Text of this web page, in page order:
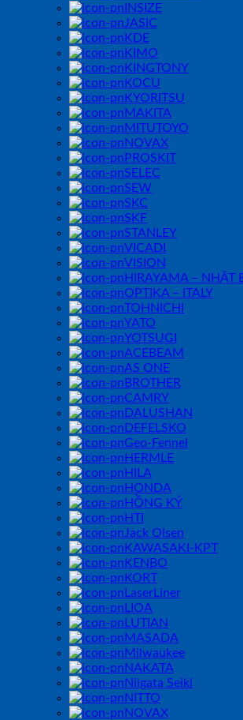
INSIZE
JASIC
KDE
KIMO
KINGTONY
KOCU
KYORITSU
MAKITA
MITUTOYO
NOVAX
PROSKIT
SELEC
SEW
SKC
SKF
STANLEY
VICADI
VISION
HIRAYAMA – NHẬT
OPTIKA – ITALY
TOHNICHI
YATO
YOTSUGI
ACEBEAM
AS ONE
BROTHER
CAMRY
DALUSHAN
DEFELSKO
Geo-Fennel
HERMLE
HILA
HONDA
HỒNG KÝ
HTI
Jack Olsen
KAWASAKI-KPT
KENBO
KORT
LaserLiner
LIOA
LUTIAN
MASADA
Milwaukee
NAKATA
Niigata Seiki
NITTO
NOVAX